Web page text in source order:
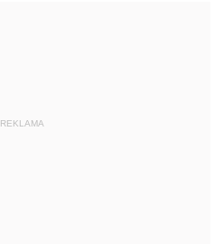
REKLAMA